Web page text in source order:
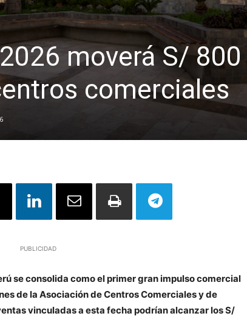
moverá S/ 800
comerciales
PUBLICIDAD
se consolida como el primer gran impulso comercial
de la Asociación de Centros Comerciales y de
vinculadas a esta fecha podrían alcanzar los S/